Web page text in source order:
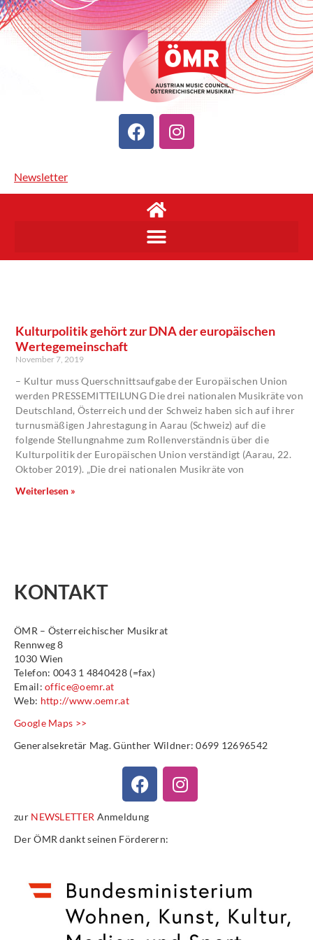
Newsletter
Kulturpolitik gehört zur DNA der europäischen
Wertegemeinschaft
November 7, 2019
– Kultur muss Querschnittsaufgabe der Europäischen Union
werden PRESSEMITTEILUNG Die drei nationalen Musikräte von
Deutschland, Österreich und der Schweiz haben sich auf ihrer
turnusmäßigen Jahrestagung in Aarau (Schweiz) auf die
folgende Stellungnahme zum Rollenverständnis über die
Kulturpolitik der Europäischen Union verständigt (Aarau, 22.
Oktober 2019). „Die drei nationalen Musikräte von
Weiterlesen »
KONTAKT
ÖMR – Österreichischer Musikrat
Rennweg 8
1030 Wien
Telefon: 0043 1 4840428 (=fax)
Email:office@oemr.at
Web: http://www.oemr.at
Google Maps >>
Generalsekretär Mag. Günther Wildner: 0699 12696542
zur NEWSLETTER Anmeldung
Der ÖMR dankt seinen Förderern: